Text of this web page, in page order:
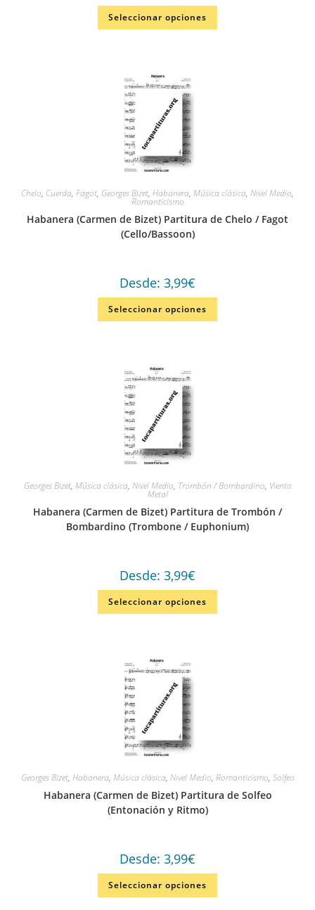
Seleccionar opciones
Chelo, Cuerda, Fagot, Georges Bizet, Habanera, Música clásica, Nivel Medio,
Romanticismo
Habanera (Carmen de Bizet) Partitura de Chelo / Fagot
(Cello/Bassoon)
Desde: 3,99€
Seleccionar opciones
Georges Bizet, Música clásica, Nivel Medio, Trombón / Bombardino, Viento
Metal
Habanera (Carmen de Bizet) Partitura de Trombón /
Bombardino (Trombone / Euphonium)
Desde: 3,99€
Seleccionar opciones
Georges Bizet, Habanera, Música clásica, Nivel Medio, Romanticismo, Solfeo
Habanera (Carmen de Bizet) Partitura de Solfeo
(Entonación y Ritmo)
Desde: 3,99€
Seleccionar opciones